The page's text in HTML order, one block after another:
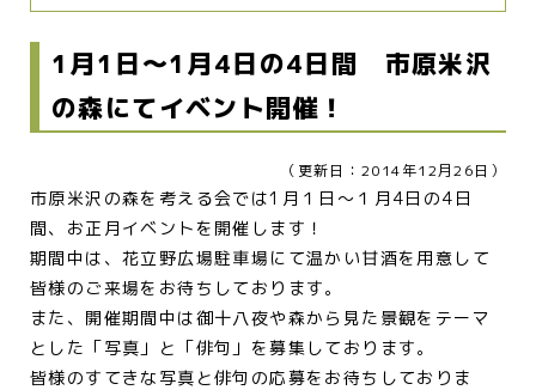
1月1日～1月4日の4日間 市原米沢
の森にてイベント開催！
（更新日：2014年12月26日）
市原米沢の森を考える会では1月１日～１月4日の4日
間、お正月イベントを開催します！
期間中は、花立野広場駐車場にて温かい甘酒を用意して
皆様のご来場をお待ちしております。
また、開催期間中は御十八夜や森から見た景観をテーマ
とした「写真」と「俳句」を募集しております。
皆様のすてきな写真と俳句の応募をお待ちしておりま